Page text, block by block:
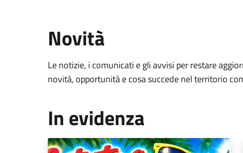
Novità
Le notizie, i comunicati e gli avvisi per restare
novità, opportunità e cosa succede nel territorio
In evidenza